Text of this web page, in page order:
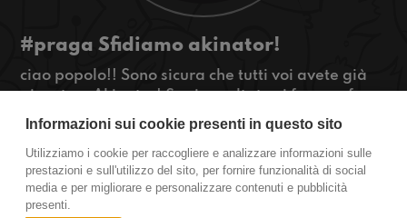
#praga Sfidiamo akinator!
ciao popolo!! Sono sicura che tutti voi avete già
giocato a Akinator! Se ci ascoltate vi faremo fare
un viaggio nel tempo con noi!!!
#OkkinSu www.radioimmaginaria.it
Praga
Informazioni sui cookie presenti in questo sito
Utilizziamo i cookie per raccogliere e analizzare informazioni sulle
prestazioni e sull'utilizzo del sito, per fornire funzionalità di social
media e per migliorare e personalizzare contenuti e pubblicità
presenti.